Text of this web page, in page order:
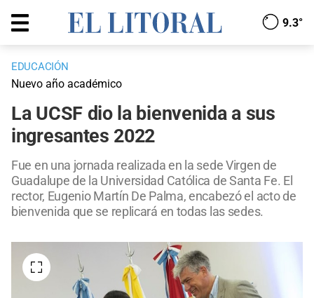
9.3°
EDUCACIÓN
Nuevo año académico
La UCSF dio la bienvenida a sus
ingresantes 2022
Fue en una jornada realizada en la sede Virgen de
Guadalupe de la Universidad Católica de Santa Fe. El
rector, Eugenio Martín De Palma, encabezó el acto de
bienvenida que se replicará en todas las sedes.